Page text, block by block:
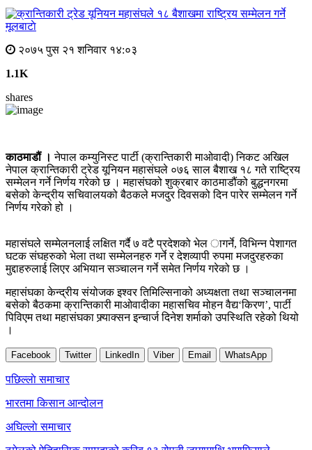
मूलबाटाे
२०७५ पुस २१ शनिवार १४:०३
1.1K
shares
काठमाडौं । नेपाल कम्युनिस्ट पार्टी (क्रान्तिकारी माओवादी) निकट अखिल
नेपाल क्रान्तिकारी ट्रेड यूनियन महासंघले ०७६ साल बैशाख १८ गते राष्ट्रिय
सम्मेलन गर्ने निर्णय गरेको छ । महासंघको शुक्रबार काठमाडौंको बुद्धनगरमा
बसेको केन्द्रीय सचिवालयको बैठकले मजदुर दिवसको दिन पारेर सम्मेलन गर्ने
निर्णय गरेको हो ।
महासंघले सम्मेलनलाई लक्षित गर्दै ७ वटै प्रदेशको भेल ागर्ने, विभिन्न पेशागत
घटक संघहरुको भेला तथा सम्मेलनहरु गर्ने र देशव्यापी रुपमा मजदुरहरुका
मुद्दाहरुलाई लिएर अभियान सञ्चालन गर्ने समेत निर्णय गरेको छ ।
महासंघका केन्द्रीय संयोजक इश्वर तिमिल्सिनाको अध्यक्षता तथा सञ्चालनमा
बसेको बैठकमा क्रान्तिकारी माओवादीका महासचिव मोहन वैद्य‘किरण’, पार्टी
पिविएम तथा महासंघका फ्र्याक्सन इन्चार्ज दिनेश शर्माको उपस्थिति रहेको थियो
।
Facebook Twitter LinkedIn Viber Email WhatsApp
Post
navigation
पछिल्लाे समाचार
भारतमा किसान आन्दोलन
अघिल्लाे समाचार